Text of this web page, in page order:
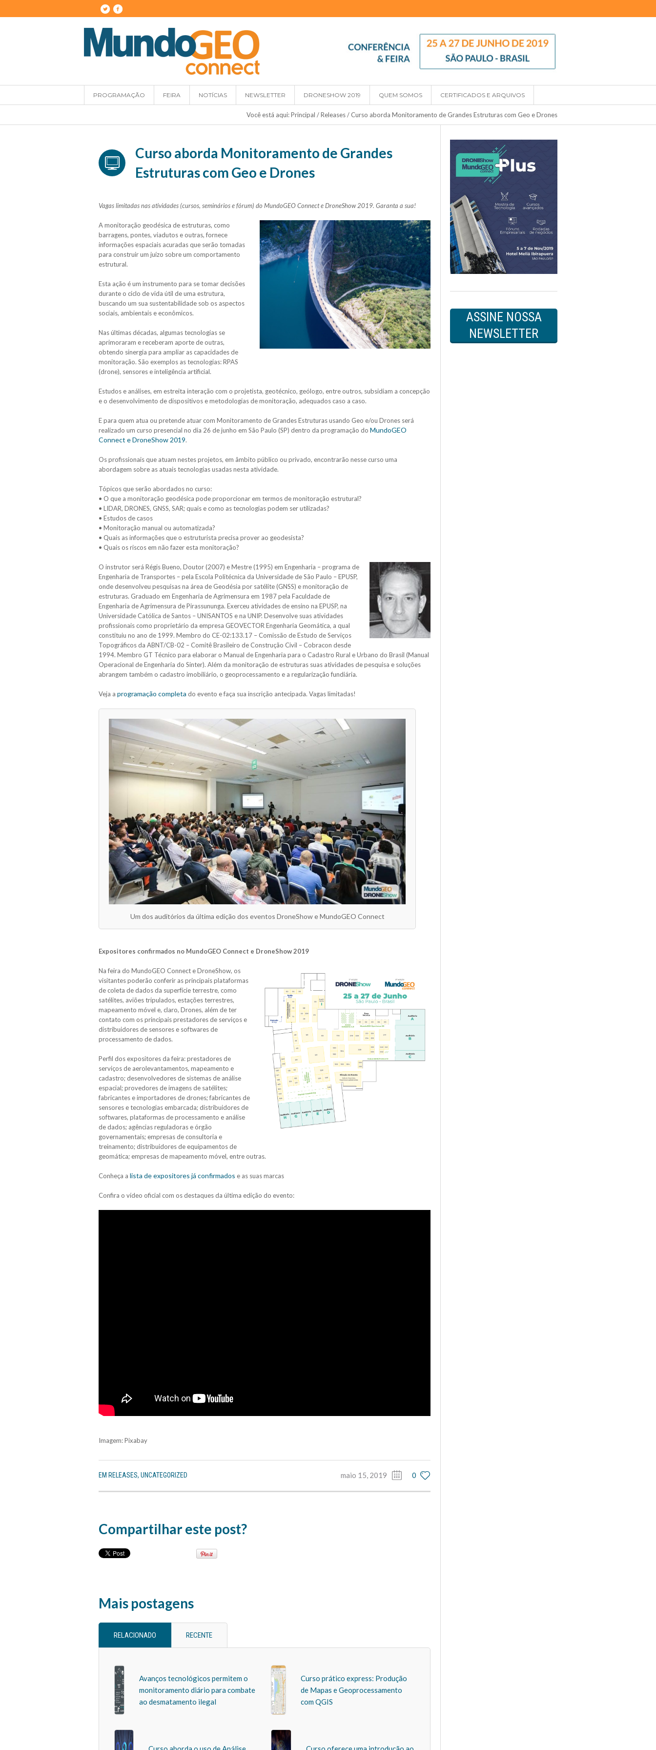
PROGRAMAÇÃO FEIRA NOTÍCIAS NEWSLETTER DRONESHOW 2019 QUEM SOMOS CERTIFICADOS E ARQUIVOS
Você está aqui:Principal /Releases/Curso aborda Monitoramento de Grandes Estruturas com Geo e Drones
Curso aborda Monitoramento de Grandes
Estruturas com Geo e Drones
Vagas limitadas nas atividades (cursos, seminários e fórum) do MundoGEO Connect e DroneShow 2019. Garanta a sua!
A monitoração geodésica de estruturas, como
barragens, pontes, viadutos e outras, fornece
informações espaciais acuradas que serão tomadas
para construir um juízo sobre um comportamento
estrutural.
Esta ação é um instrumento para se tomar decisões
durante o ciclo de vida útil de uma estrutura,
buscando um sua sustentabilidade sob os aspectos
sociais, ambientais e econômicos.
Nas últimas décadas, algumas tecnologias se
aprimoraram e receberam aporte de outras,
obtendo sinergia para ampliar as capacidades de
monitoração. São exemplos as tecnologias: RPAS
(drone), sensores e inteligência artificial.
Estudos e análises, em estreita interação com o projetista, geotécnico, geólogo, entre outros, subsidiam a concepção
e o desenvolvimento de dispositivos e metodologias de monitoração, adequados caso a caso.
E para quem atua ou pretende atuar com Monitoramento de Grandes Estruturas usando Geo e/ou Drones será
realizado um curso presencial no dia 26 de junho em São Paulo (SP) dentro da programação do MundoGEO
Connect e DroneShow 2019.
Os profissionais que atuam nestes projetos, em âmbito público ou privado, encontrarão nesse curso uma
abordagem sobre as atuais tecnologias usadas nesta atividade.
Tópicos que serão abordados no curso:
• O que a monitoração geodésica pode proporcionar em termos de monitoração estrutural?
• LIDAR, DRONES, GNSS, SAR; quais e como as tecnologias podem ser utilizadas?
• Estudos de casos
• Monitoração manual ou automatizada?
• Quais as informações que o estruturista precisa prover ao geodesista?
• Quais os riscos em não fazer esta monitoração?
O instrutor será Régis Bueno, Doutor (2007) e Mestre (1995) em Engenharia – programa de
Engenharia de Transportes – pela Escola Politécnica da Universidade de São Paulo – EPUSP,
onde desenvolveu pesquisas na área de Geodésia por satélite (GNSS) e monitoração de
estruturas. Graduado em Engenharia de Agrimensura em 1987 pela Faculdade de
Engenharia de Agrimensura de Pirassununga. Exerceu atividades de ensino na EPUSP, na
Universidade Católica de Santos – UNISANTOS e na UNIP. Desenvolve suas atividades
profissionais como proprietário da empresa GEOVECTOR Engenharia Geomática, a qual
constituiu no ano de 1999. Membro do CE-02:133.17 – Comissão de Estudo de Serviços
Topográficos da ABNT/CB-02 – Comitê Brasileiro de Construção Civil – Cobracon desde
1994. Membro GT Técnico para elaborar o Manual de Engenharia para o Cadastro Rural e Urbano do Brasil (Manual
Operacional de Engenharia do Sinter). Além da monitoração de estruturas suas atividades de pesquisa e soluções
abrangem também o cadastro imobiliário, o geoprocessamento e a regularização fundiária.
Veja a programação completa do evento e faça sua inscrição antecipada. Vagas limitadas!
Um dos auditórios da última edição dos eventos DroneShow e MundoGEO Connect
Expositores confirmados no MundoGEO Connect e DroneShow 2019
Na feira do MundoGEO Connect e DroneShow, os
visitantes poderão conferir as principais plataformas
de coleta de dados da superfície terrestre, como
satélites, aviões tripulados, estações terrestres,
mapeamento móvel e, claro, Drones, além de ter
contato com os principais prestadores de serviços e
distribuidores de sensores e softwares de
processamento de dados.
Perfil dos expositores da feira: prestadores de
serviços de aerolevantamentos, mapeamento e
cadastro; desenvolvedores de sistemas de análise
espacial; provedores de imagens de satélites;
fabricantes e importadores de drones; fabricantes de
sensores e tecnologias embarcada; distribuidores de
softwares, plataformas de processamento e análise
de dados; agências reguladoras e órgão
governamentais; empresas de consultoria e
treinamento; distribuidores de equipamentos de
geomática; empresas de mapeamento móvel, entre outras.
Conheça a lista de expositores já confirmados e as suas marcas
Confira o vídeo oficial com os destaques da última edição do evento:
Imagem: Pixabay
maio 15, 2019 0
EM RELEASES, UNCATEGORIZED
Compartilhar este post?
Mais postagens
RELACIONADO RECENTE
Avanços tecnológicos permitem o
monitoramento diário para combate
ao desmatamento ilegal
Curso prático express: Produção
de Mapas e Geoprocessamento
com QGIS
ASSINE NOSSA
NEWSLETTER